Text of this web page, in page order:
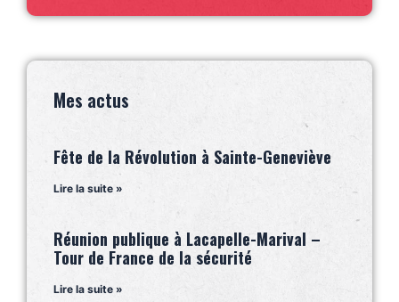
Mes actus
Fête de la Révolution à Sainte-Geneviève
Lire la suite »
Réunion publique à Lacapelle-Marival –
Tour de France de la sécurité
Lire la suite »